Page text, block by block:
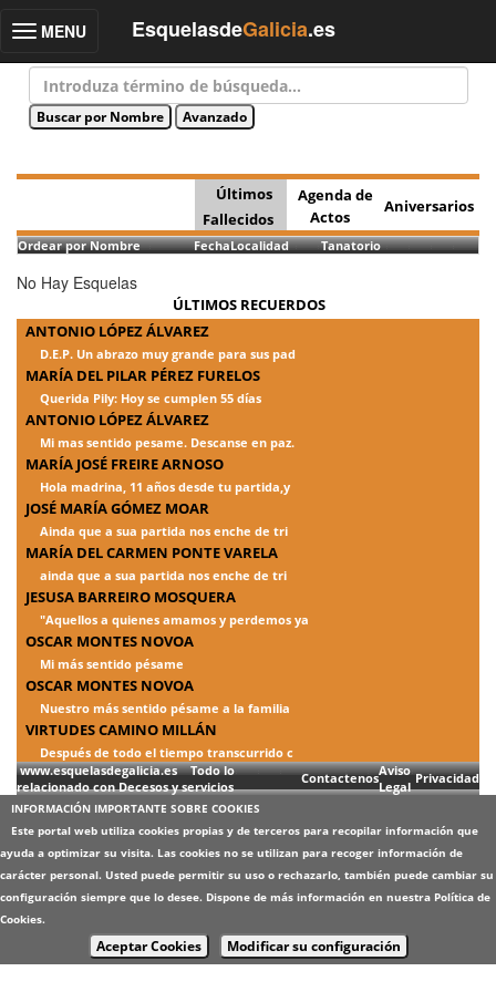
Toggle
MENU EsquelasdeGalicia.es
Últimos
Fallecidos
Agenda de
Actos
Aniversarios
Ordear por Nombre FechaLocalidad Tanatorio
No Hay Esquelas
ÚLTIMOS RECUERDOS
ANTONIO LÓPEZ ÁLVAREZ
D.E.P. Un abrazo muy grande para sus pad
MARÍA DEL PILAR PÉREZ FURELOS
Querida Pily: Hoy se cumplen 55 días
ANTONIO LÓPEZ ÁLVAREZ
Mi mas sentido pesame. Descanse en paz.
MARÍA JOSÉ FREIRE ARNOSO
Hola madrina, 11 años desde tu partida,y
JOSÉ MARÍA GÓMEZ MOAR
Ainda que a sua partida nos enche de tri
MARÍA DEL CARMEN PONTE VARELA
ainda que a sua partida nos enche de tri
JESUSA BARREIRO MOSQUERA
"Aquellos a quienes amamos y perdemos ya
OSCAR MONTES NOVOA
Mi más sentido pésame
OSCAR MONTES NOVOA
Nuestro más sentido pésame a la familia
VIRTUDES CAMINO MILLÁN
Después de todo el tiempo transcurrido c
www.esquelasdegalicia.es Todo lo
relacionado con Decesos y servicios
ContactenosAviso
Legal
Privacidad
INFORMACIÓN IMPORTANTE SOBRE COOKIES
Este portal web utiliza cookies propias y de terceros para recopilar información que
ayuda a optimizar su visita. Las cookies no se utilizan para recoger información de
carácter personal. Usted puede permitir su uso o rechazarlo, también puede cambiar su
configuración siempre que lo desee. Dispone de más información en nuestra Política de
Cookies.